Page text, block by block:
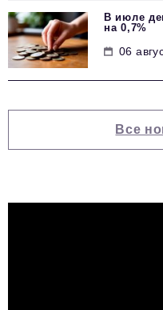
В июле
на 0,7%
06
Все